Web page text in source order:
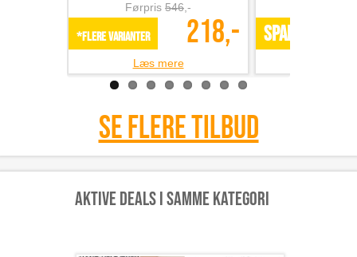
Førpris 546,-
*Flere varianter 218,-
Læs mere
SPAR 49%
Se flere tilbud
Aktive deals i samme kategori